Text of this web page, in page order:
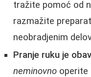
tražite pomoć od
razmažite
neobradjenim
Pranje ruku je
neminovno operite